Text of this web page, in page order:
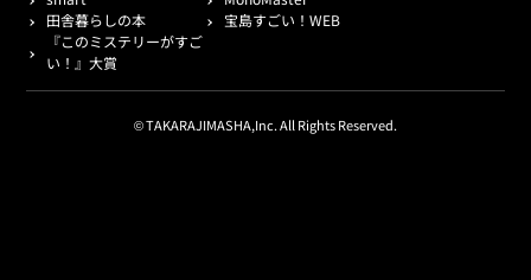
田舎暮らしの本
宝島すごい！WEB
『このミステリーがすご
い！』大賞
© TAKARAJIMASHA,Inc. All Rights Reserved.